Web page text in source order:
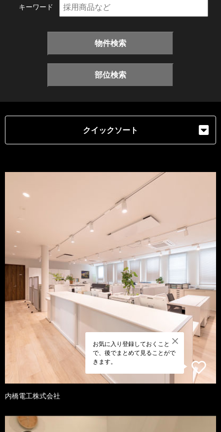
キーワード
物件検索
部位検索
クイックソート
お気に入り登録しておくこと
で、後でまとめて見ることがで
きます。
内橋電工株式会社